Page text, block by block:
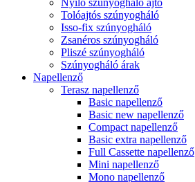
Nyíló szúnyogháló ajtó
Tolóajtós szúnyogháló
Isso-fix szúnyogháló
Zsanéros szúnyogháló
Pliszé szúnyogháló
Szúnyogháló árak
Napellenző
Terasz napellenző
Basic napellenző
Basic new napellenző
Compact napellenző
Basic extra napellenző
Full Cassette napellenző
Mini napellenző
Mono napellenző